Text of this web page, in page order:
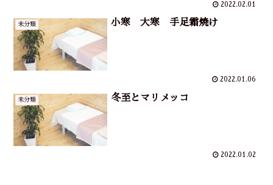
2022.02.01
未分類 小寒 大寒 手足霜焼け
2022.01.06
未分類 冬至とマリメッコ
2022.01.02